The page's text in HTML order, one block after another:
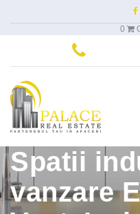
0
Spatii
vanzare